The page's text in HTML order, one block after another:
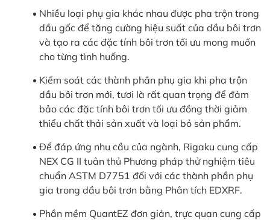
Nhiều loại phụ gia khác nhau được pha trộn trong
dầu gốc để tăng cường hiệu suất của dầu bôi trơn
và tạo ra các đặc tính bôi trơn tối ưu mong muốn
cho từng tình huống.
Kiểm soát các thành phần phụ gia khi pha trộn
dầu bôi trơn mới, tươi là rất quan trọng để đảm
bảo các đặc tính bôi trơn tối ưu đồng thời giảm
thiểu chất thải sản xuất và loại bỏ sản phẩm.
Để đáp ứng nhu cầu của ngành, Rigaku cung cấp
NEX CG II tuân thủ Phương pháp thử nghiệm tiêu
chuẩn ASTM D7751 đối với các thành phần phụ
gia trong dầu bôi trơn bằng Phân tích EDXRF.
Phần mềm QuantEZ đơn giản, trực quan cung cấp